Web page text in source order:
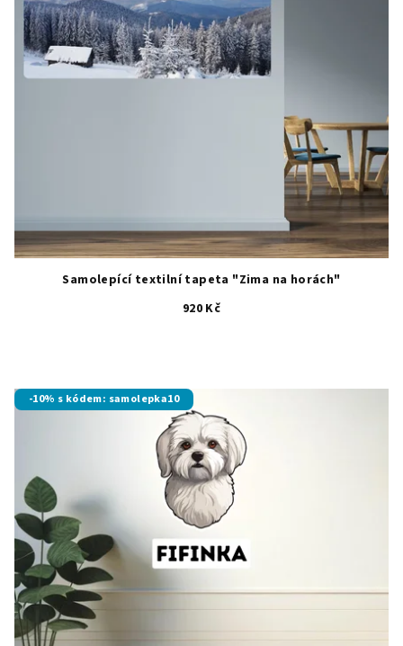
Samolepící textilní tapeta "Zima na horách"
920 Kč
-10% s kódem: samolepka10